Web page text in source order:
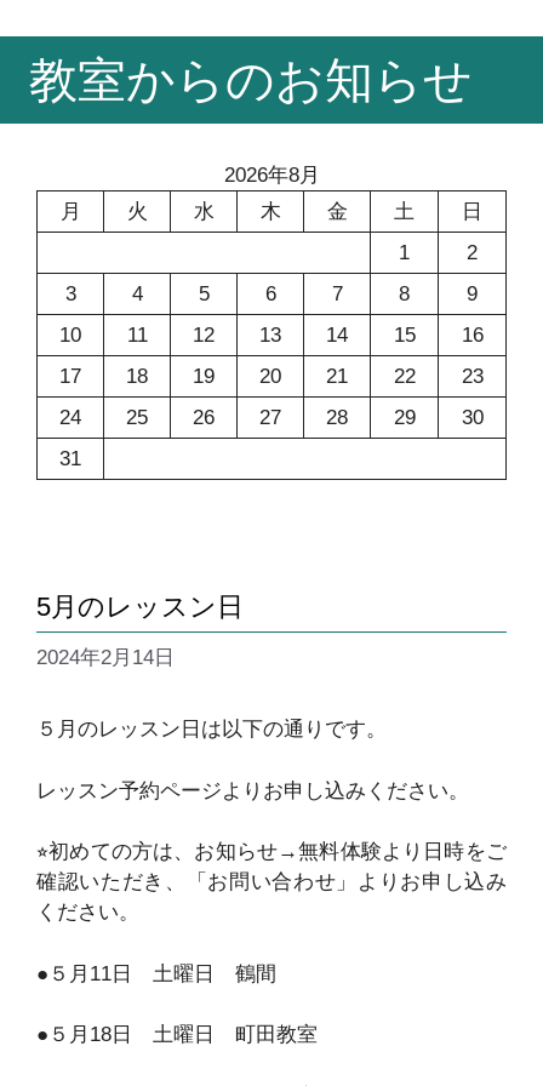
教室からのお知らせ
2026年8月
月
火 水 木 金 土
日
1
2
3
4 5 6 7 8
9
10
11 12 13 14 15
16
17
18 19 20 21 22
23
24
25 26 27 28 29
30
31
5月のレッスン日
2024年2月14日
５月のレッスン日は以下の通りです。
レッスン予約ページよりお申し込みください。
⭐︎初めての方は、お知らせ→無料体験より日時をご
確認いただき、「お問い合わせ」よりお申し込み
ください。
●５月11日 土曜日 鶴間
●５月18日 土曜日 町田教室